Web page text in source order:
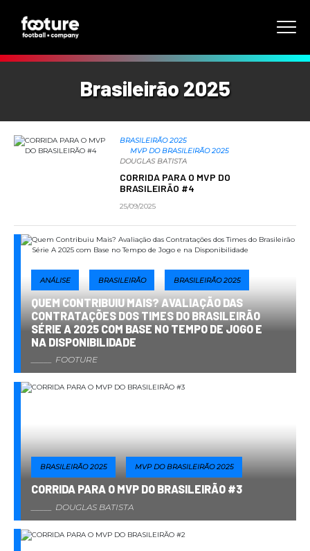
Brasileirão 2025
BRASILEIRÃO 2025
MVP DO BRASILEIRÃO 2025
DOUGLAS BATISTA
CORRIDA PARA O MVP DO
BRASILEIRÃO #4
25/09/2025
ANÁLISE BRASILEIRÃO BRASILEIRÃO 2025
QUEM CONTRIBUIU MAIS? AVALIAÇÃO DAS
CONTRATAÇÕES DOS TIMES DO BRASILEIRÃO
SÉRIE A 2025 COM BASE NO TEMPO DE JOGO E
NA DISPONIBILIDADE
FOOTURE
BRASILEIRÃO 2025 MVP DO BRASILEIRÃO 2025
CORRIDA PARA O MVP DO BRASILEIRÃO #3
DOUGLAS BATISTA